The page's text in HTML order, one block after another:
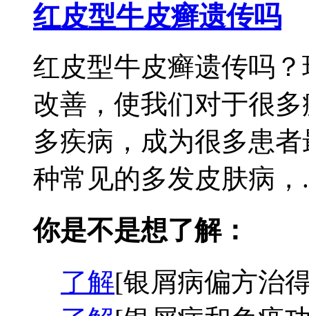
红皮型牛皮癣遗传吗
红皮型牛皮癣遗传吗
改善，使我们对于很
多疾病，成为很多患
种常见的多发皮肤病
你是不是想了解：
了解[银屑病偏方治